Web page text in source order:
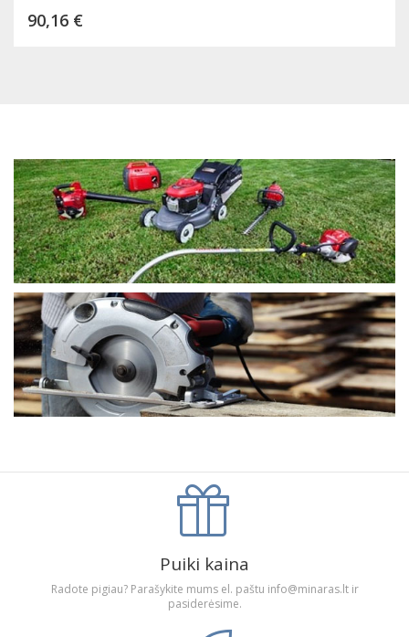
90,16 €
Puiki kaina
Radote pigiau? Parašykite mums el. paštu info@minaras.lt ir
pasiderėsime.